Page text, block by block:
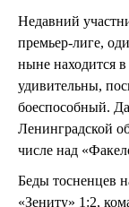
Недавний
премьер-лиге,
ныне находится
удивительны,
боеспособный.
Ленинградской
числе над
Беды тосненцев
«Зениту» 1:2,